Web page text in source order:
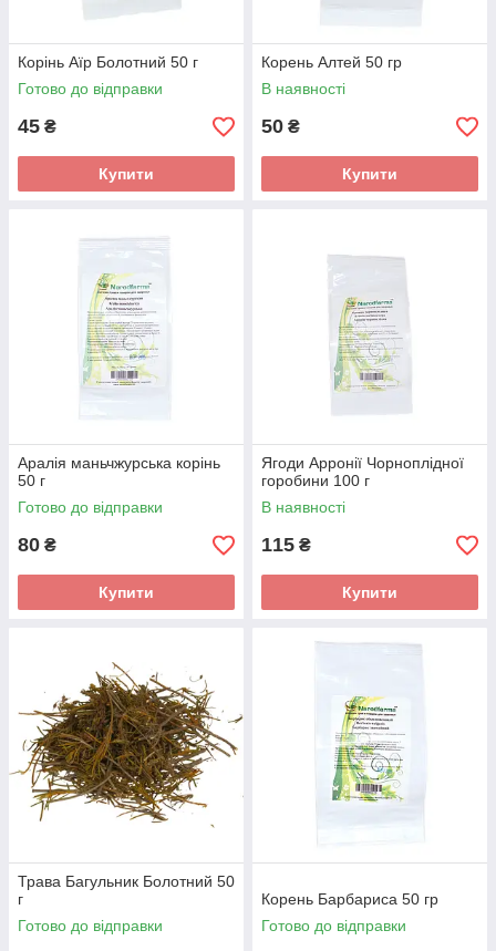
Корінь Аїр Болотний 50 г
Готово до відправки
45 ₴
Купити
Корень Алтей 50 гр
В наявності
50 ₴
Купити
Аралія маньчжурська корінь
50 г
Готово до відправки
80 ₴
Купити
Ягоди Арронії Чорноплідної
горобини 100 г
В наявності
115 ₴
Купити
Трава Багульник Болотний 50
г
Готово до відправки
Корень Барбариса 50 гр
Готово до відправки